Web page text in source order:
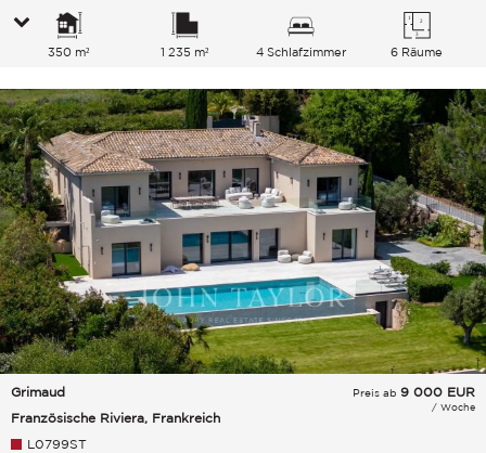
350 m² 1 235 m² 4 Schlafzimmer 6 Räume
Grimaud
Französische Riviera, Frankreich
Preis ab 9 000 EUR
/ Woche
L0799ST